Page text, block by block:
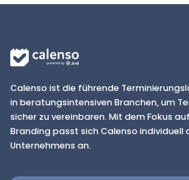
Calenso ist die führende
in beratungsintensiven Branchen, um
sicher zu vereinbaren. Mit dem Fokus
Branding passt sich Calenso individuell
Unternehmens an.